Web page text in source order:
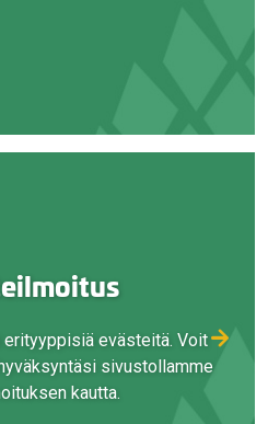
erityyppisiä evästeitä. Voit
sivustollamme
kautta.